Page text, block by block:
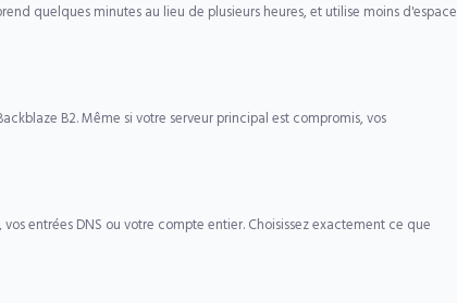
quelques minutes au lieu de plusieurs heures, et utilise moins d'espace
B2. Même si votre serveur principal est compromis, vos
entrées DNS ou votre compte entier. Choisissez exactement ce que